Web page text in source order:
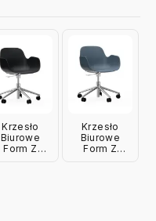
Krzesło
Biurowe
Form Z
Krzesło
Biurowe
Form Z